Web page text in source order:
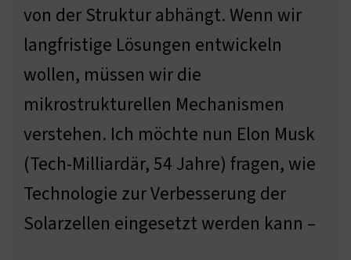
von der Struktur abhängt. Wenn wir
langfristige Lösungen entwickeln
wollen, müssen wir die
mikrostrukturellen Mechanismen
verstehen. Ich möchte nun Elon Musk
(Tech-Milliardär, 54 Jahre) fragen, wie
Technologie zur Verbesserung der
Solarzellen eingesetzt werden kann –